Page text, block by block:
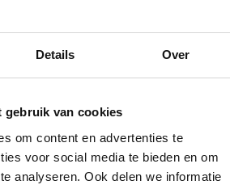
Details Over
gebruik van cookies
om content en advertenties te
voor social media te bieden en om
analyseren. Ook delen we informatie
uitbesteden?